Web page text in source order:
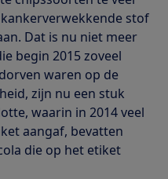
stof
Dat is nu niet meer
begin 2015 zoveel
waren op de
zijn nu een stuk
waarin in 2014 veel
aangaf, bevatten
die op het etiket